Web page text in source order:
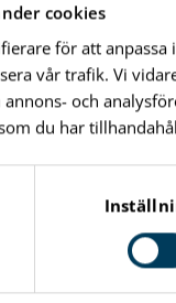
cookies
för att
vår trafik. Vi
och
du har
ska åtgärden
gäller:
och saknar